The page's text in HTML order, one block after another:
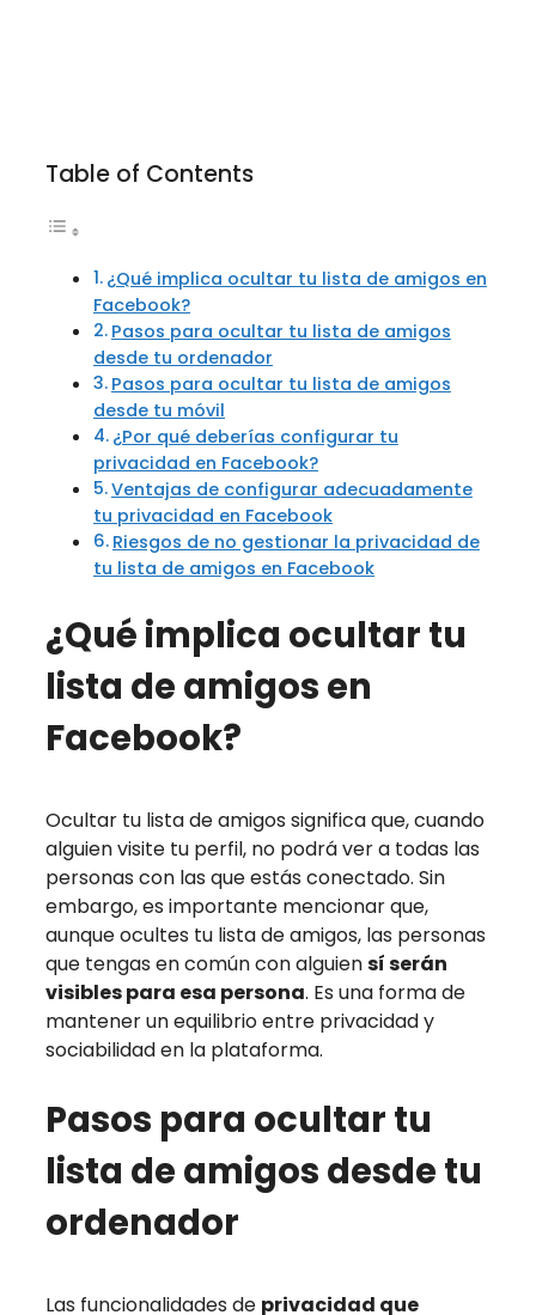
Table of Contents
¿Qué implica ocultar tu lista de amigos en
Facebook?
Pasos para ocultar tu lista de amigos
desde tu ordenador
Pasos para ocultar tu lista de amigos
desde tu móvil
¿Por qué deberías configurar tu
privacidad en Facebook?
Ventajas de configurar adecuadamente
tu privacidad en Facebook
Riesgos de no gestionar la privacidad de
tu lista de amigos en Facebook
¿Qué implica ocultar tu
lista de amigos en
Facebook?
Ocultar tu lista de amigos significa que, cuando
alguien visite tu perfil, no podrá ver a todas las
personas con las que estás conectado. Sin
embargo, es importante mencionar que,
aunque ocultes tu lista de amigos, las personas
que tengas en común con alguiensí serán
visibles para esa persona. Es una forma de
mantener un equilibrio entre privacidad y
sociabilidad en la plataforma.
Pasos para ocultar tu
lista de amigos desde tu
ordenador
Las funcionalidades de privacidad que